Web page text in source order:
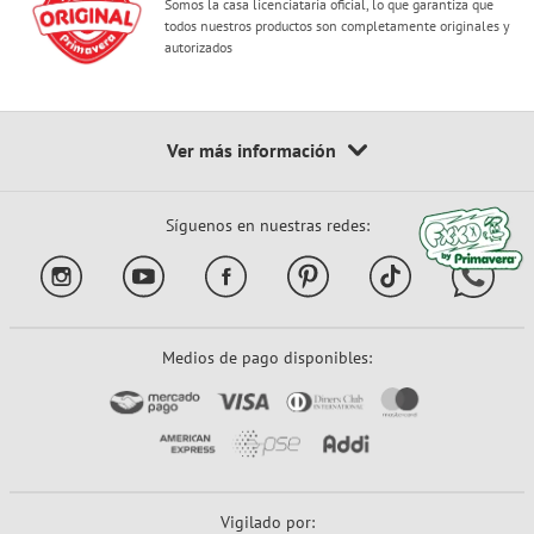
Somos la casa licenciataria oficial, lo que garantiza que
todos nuestros productos son completamente originales y
autorizados
Síguenos en nuestras redes:
Medios de pago disponibles:
Vigilado por: